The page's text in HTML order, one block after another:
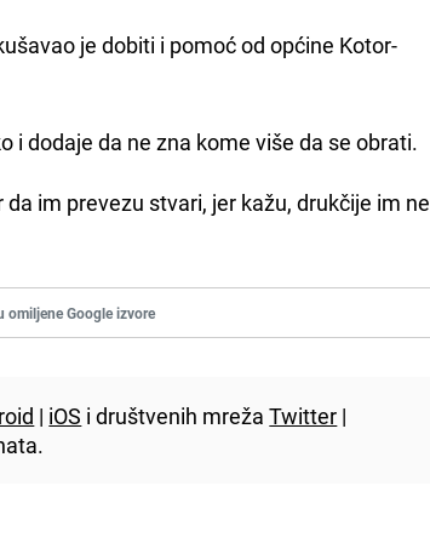
je dobiti i pomoć od općine Kotor-
i dodaje da ne zna kome više da se obrati.
im prevezu stvari, jer kažu, drukčije im ne
omiljene Google izvore
| iOS i društvenih mrežaTwitter |